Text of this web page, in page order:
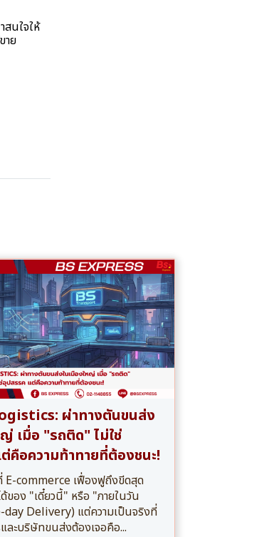
นใจให้
าย
ผ่าทางตันขนส่ง
เมื่อ "รถติด" ไม่ใช่
คือความท้าทายที่ต้องชนะ!
E-commerce เฟื่องฟูถึงขีดสุด
ของ "เดี๋ยวนี้" หรือ "ภายในวัน
day Delivery) แต่ความเป็นจริงที่
ละบริษัทขนส่งต้องเจอคือ...